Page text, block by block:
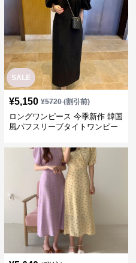
SALE
¥5,150 ¥5720(割引前)
ロングワンピース 今季新作 韓国
風パフスリーブタイトワンピー